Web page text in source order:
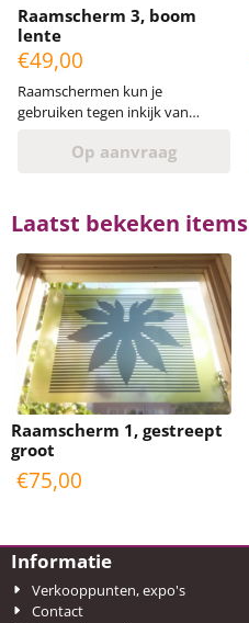
Raamscherm 3, boom
lente
Prijs: 49,00
€49,00
Raamschermen kun je
gebruiken tegen inkijk van
(wand)decoratie ophangen. Met
met een dunne nylondraad die
je naar boven leidt naar het
raamkozijn of naar het plafond.
Fotoprint op transparante
kunststofplaat. Afmetingen: 430
x 300 x 5 mm
Op aanvraag
Laatst bekeken items
Raamscherm 1, gestreept
groot
€75,00
Informatie
Verkooppunten, expo's
Contact